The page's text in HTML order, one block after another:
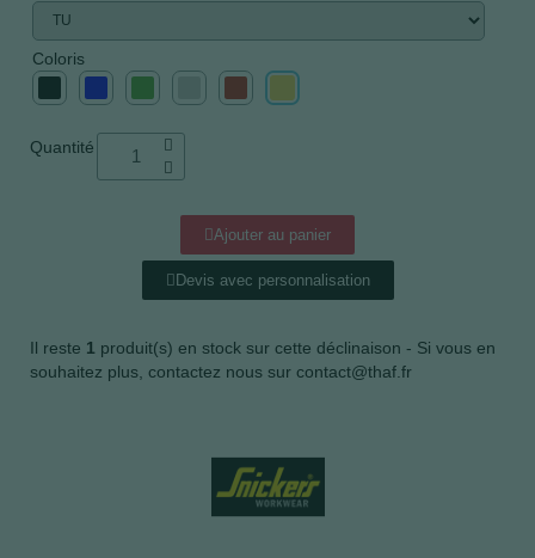
Coloris
Quantité
Ajouter au panier
Devis avec personnalisation
Il reste 1 produit(s) en stock sur cette déclinaison - Si vous en
souhaitez plus, contactez nous sur contact@thaf.fr